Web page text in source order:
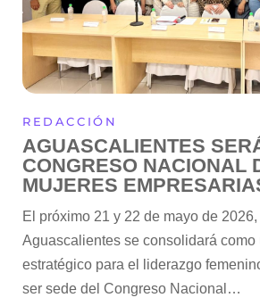
REDACCIÓN
AGUASCALIENTES
CONGRESO NACIONAL
MUJERES
El próximo 21 y 22 de mayo de
Aguascalientes se consolidará como
estratégico para el liderazgo
ser sede del Congreso Nacional…